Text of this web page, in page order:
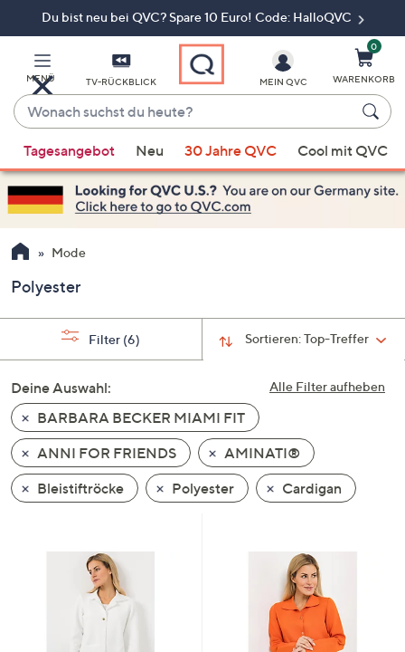
Du bist neu bei QVC? Spare 10 Euro! Code: HalloQVC
MENÜ TV-RÜCKBLICK
Wonach
suchst
du
heute?
Vorschläge
verfügbar
sind,
verwenden
Sie
Pfeiltasten
nach
und
nach
unten
oder
wischen
Sie
auf
MEIN QVC
0
WARENKORB
Tagesangebot Neu 30 Jahre QVC Cool mit QVC
Mode
Polyester
Sortieren:Top-Treffer
Filter (6)
Alle Filter aufheben
Deine Auswahl:
BARBARA BECKER MIAMI FIT
ANNI FOR FRIENDS
AMINATI®
Bleistiftröcke
Polyester Cardigan